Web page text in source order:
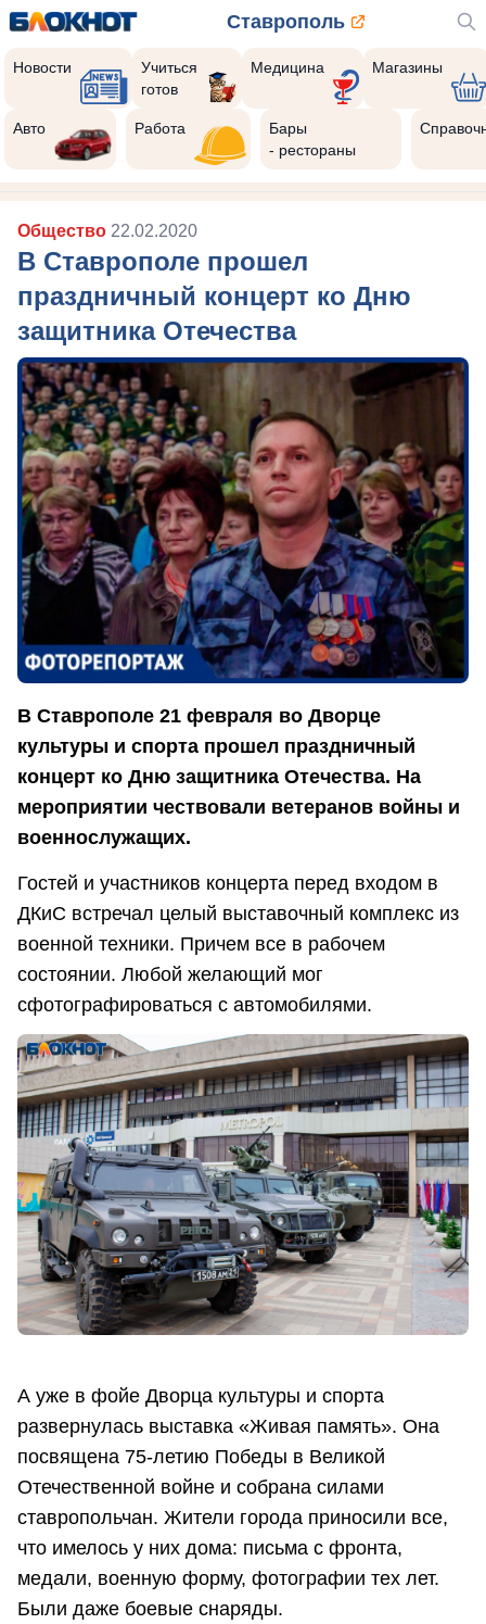
Ставрополь
Новости
Учиться
готов
Медицина Магазины
Авто Работа
Бары
- рестораны
Общество 22.02.2020
В Ставрополе прошел
праздничный концерт ко Дню
защитника Отечества
В Ставрополе 21 февраля во Дворце
культуры и спорта прошел праздничный
концерт ко Дню защитника Отечества. На
мероприятии чествовали ветеранов войны и
военнослужащих.
Гостей и участников концерта перед входом в
ДКиС встречал целый выставочный комплекс из
военной техники. Причем все в рабочем
состоянии. Любой желающий мог
сфотографироваться с автомобилями.
А уже в фойе Дворца культуры и спорта
развернулась выставка «Живая память». Она
посвящена 75-летию Победы в Великой
Отечественной войне и собрана силами
ставропольчан. Жители города приносили все,
что имелось у них дома: письма с фронта,
медали, военную форму, фотографии тех лет.
Были даже боевые снаряды.